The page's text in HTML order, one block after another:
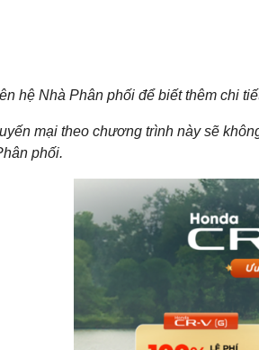
hệ Nhà Phân phối để biết thêm chi
mại theo chương trình này sẽ
phối.
Họ Tên*
Điện thoại di